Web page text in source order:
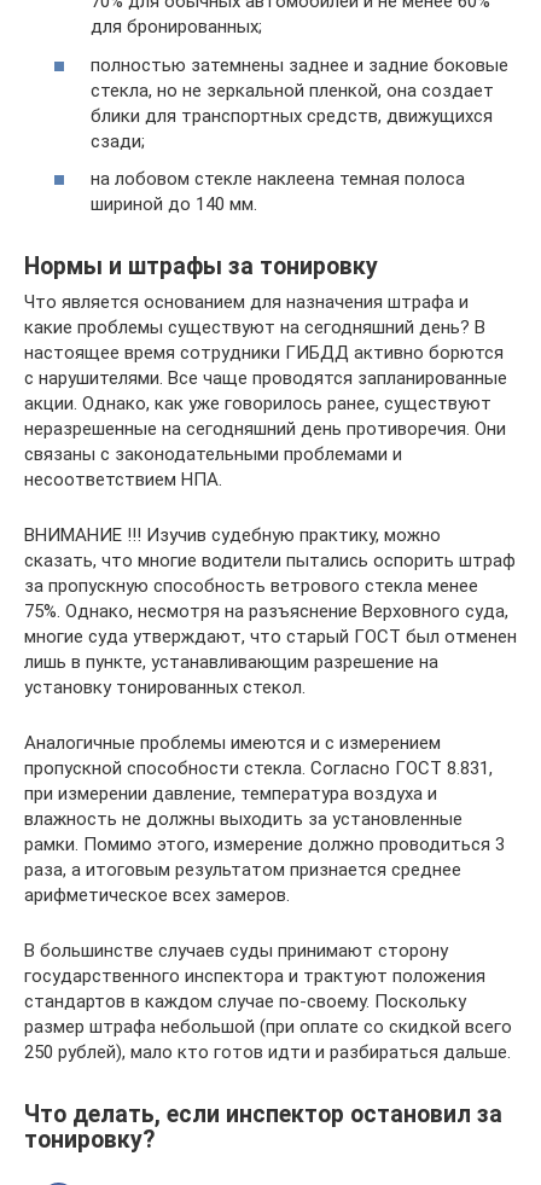
для бронированных;
полностью затемнены заднее и задние боковые
стекла, но не зеркальной пленкой, она создает
блики для транспортных средств, движущихся
сзади;
на лобовом стекле наклеена темная полоса
шириной до 140 мм.
Нормы и штрафы за тонировку
Что является основанием для назначения штрафа и
какие проблемы существуют на сегодняшний день? В
настоящее время сотрудники ГИБДД активно борются
с нарушителями. Все чаще проводятся запланированные
акции. Однако, как уже говорилось ранее, существуют
неразрешенные на сегодняшний день противоречия. Они
связаны с законодательными проблемами и
несоответствием НПА.
ВНИМАНИЕ !!! Изучив судебную практику, можно
сказать, что многие водители пытались оспорить штраф
за пропускную способность ветрового стекла менее
75%. Однако, несмотря на разъяснение Верховного суда,
многие суда утверждают, что старый ГОСТ был отменен
лишь в пункте, устанавливающим разрешение на
установку тонированных стекол.
Аналогичные проблемы имеются и с измерением
пропускной способности стекла. Согласно ГОСТ 8.831,
при измерении давление, температура воздуха и
влажность не должны выходить за установленные
рамки. Помимо этого, измерение должно проводиться 3
раза, а итоговым результатом признается среднее
арифметическое всех замеров.
В большинстве случаев суды принимают сторону
государственного инспектора и трактуют положения
стандартов в каждом случае по-своему. Поскольку
размер штрафа небольшой (при оплате со скидкой всего
250 рублей), мало кто готов идти и разбираться дальше.
Что делать, если инспектор остановил за
тонировку?